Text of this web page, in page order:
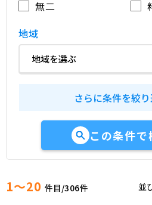
無二
地域
地域を選ぶ
さらに条件を絞
この条件で
1～20 件目/306件 並